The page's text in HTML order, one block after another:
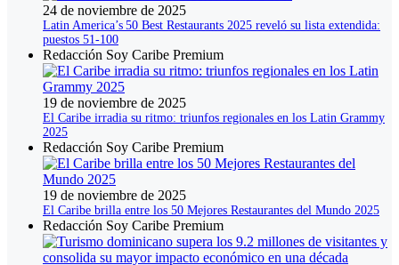
24 de noviembre de 2025
Latin America’s 50 Best Restaurants 2025 reveló su lista extendida:
puestos 51‑100
Redacción Soy Caribe Premium
19 de noviembre de 2025
El Caribe irradia su ritmo: triunfos regionales en los Latin Grammy
2025
Redacción Soy Caribe Premium
19 de noviembre de 2025
El Caribe brilla entre los 50 Mejores Restaurantes del Mundo 2025
Redacción Soy Caribe Premium